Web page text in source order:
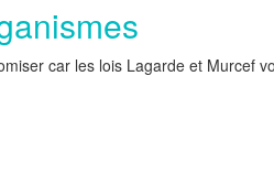
car les lois Lagarde et Murcef